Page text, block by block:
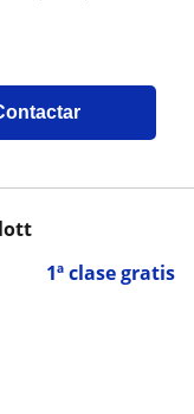
1ª clase gratis